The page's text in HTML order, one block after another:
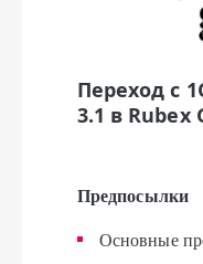
Переход с
3.1 в Rubex
Предпосылки
Основные